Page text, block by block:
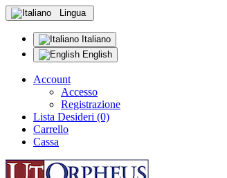
Lingua
Italiano
English
Account
Accesso
Registrazione
Lista Desideri (0)
Carrello
Cassa